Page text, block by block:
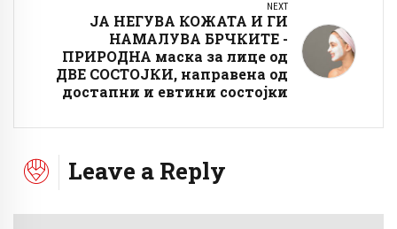
NEXT
ЈА НЕГУВА КОЖАТА И ГИ
НАМАЛУВА БРЧКИТЕ -
ПРИРОДНА маска за лице од
ДВЕ СОСТОЈКИ, направена од
достапни и евтини состојки
Leave a Reply